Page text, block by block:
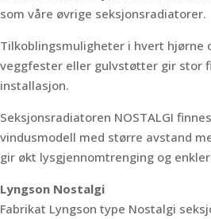
som våre øvrige seksjonsradiatorer.
Tilkoblingsmuligheter i hvert hjørne
veggfester eller gulvstøtter gir stor
installasjon.
Seksjonsradiatoren NOSTALGI
vindusmodell med større avstand
gir økt lysgjennomtrenging og
Lyngson Nostalgi
Fabrikat Lyngson type Nostalgi